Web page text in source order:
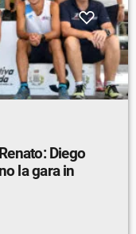
Diego
la gara in